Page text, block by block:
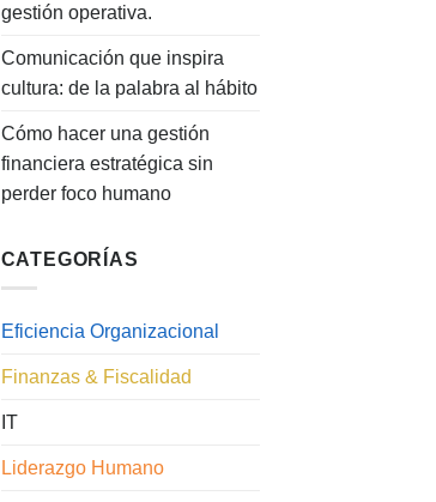
gestión operativa.
Comunicación que inspira
cultura: de la palabra al hábito
Cómo hacer una gestión
financiera estratégica sin
perder foco humano
CATEGORÍAS
Eficiencia Organizacional
Finanzas & Fiscalidad
IT
Liderazgo Humano